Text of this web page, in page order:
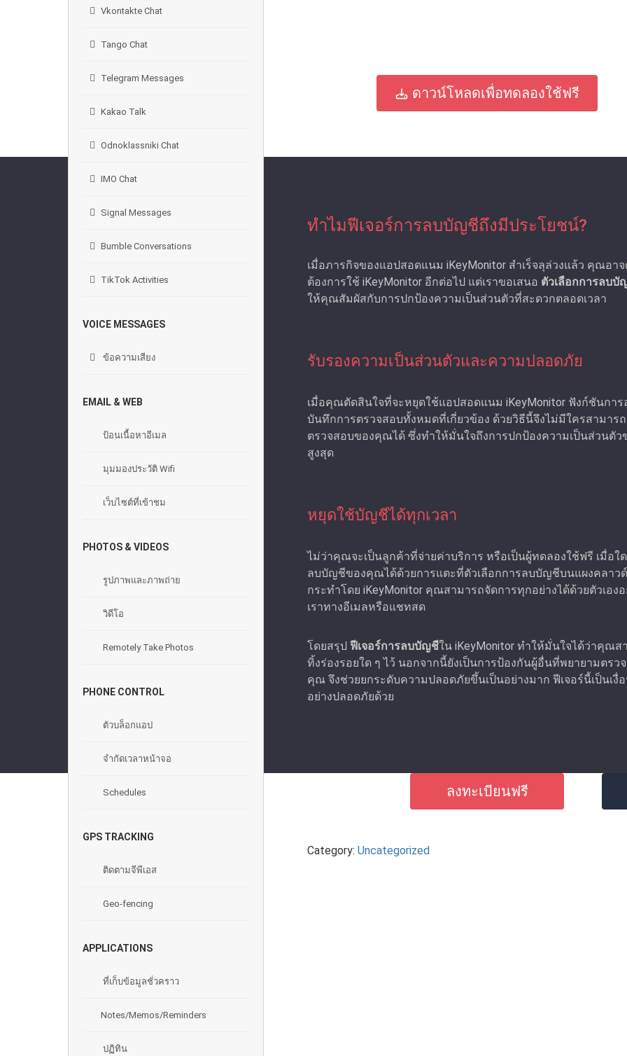
ดาวน์โหลดเพื่อทดลองใช้ฟรี
ทำไมฟีเจอร์การลบบัญชีถึงมีประโยชน์?
เมื่อภารกิจของแอปสอดแนม iKeyMonitor สําเร็จลุล่วงแล้ว คุณอา
ต้องการใช้ iKeyMonitor อีกต่อไป แต่เราขอเสนอ ตัวเลือกการลบบั
ให้คุณสัมผัสกับการปกป้องความเป็นส่วนตัวที่สะดวกตลอดเวลา
รับรองความเป็นส่วนตัวและความปลอดภัย
เมื่อคุณตัดสินใจที่จะหยุดใช้แอปสอดแนม iKeyMonitor ฟังก์ชันก
บันทึกการตรวจสอบทั้งหมดที่เกี่ยวข้อง ด้วยวิธีนี้จึงไม่มีใครสาม
ตรวจสอบของคุณได้ ซึ่งทําให้มั่นใจถึงการปกป้องความเป็นส่วนตั
สูงสุด
หยุดใช้บัญชีได้ทุกเวลา
ไม่ว่าคุณจะเป็นลูกค้าที่จ่ายค่าบริการ หรือเป็นผู้ทดลองใช้ฟรี เมื่อ
ลบบัญชีของคุณได้ด้วยการแตะที่ตัวเลือกการลบบัญชีบนแผงคลาว
กระทำโดย iKeyMonitor คุณสามารถจัดการทุกอย่างได้ด้วยตัวเอง
เราทางอีเมลหรือแชทสด
โดยสรุป ฟีเจอร์การลบบัญชีใน iKeyMonitor ทําให้มั่นใจได้ว่าคุณ
ทิ้งร่องรอยใด ๆ ไว้ นอกจากนี้ยังเป็นการป้องกันผู้อื่นที่พยายามต
คุณ จึงช่วยยกระดับความปลอดภัยขึ้นเป็นอย่างมาก ฟีเจอร์นี้เป็นเงื่
อย่างปลอดภัยด้วย
ลงทะเบียนฟรี
Category: Uncategorized
Vkontakte Chat
Tango Chat
Telegram Messages
Kakao Talk
Odnoklassniki Chat
IMO Chat
Signal Messages
Bumble Conversations
TikTok Activities
VOICE MESSAGES
ข้อความเสียง
EMAIL & WEB
ป้อนเนื้อหาอีเมล
มุมมองประวัติ Wifi
เว็บไซต์ที่เข้าชม
PHOTOS & VIDEOS
รูปภาพและภาพถ่าย
วิดีโอ
Remotely Take Photos
PHONE CONTROL
ตัวบล็อกแอป
จํากัดเวลาหน้าจอ
Schedules
GPS TRACKING
ติดตามจีพีเอส
Geo-fencing
APPLICATIONS
ที่เก็บข้อมูลชั่วคราว
Notes/Memos/Reminders
ปฏิทิน